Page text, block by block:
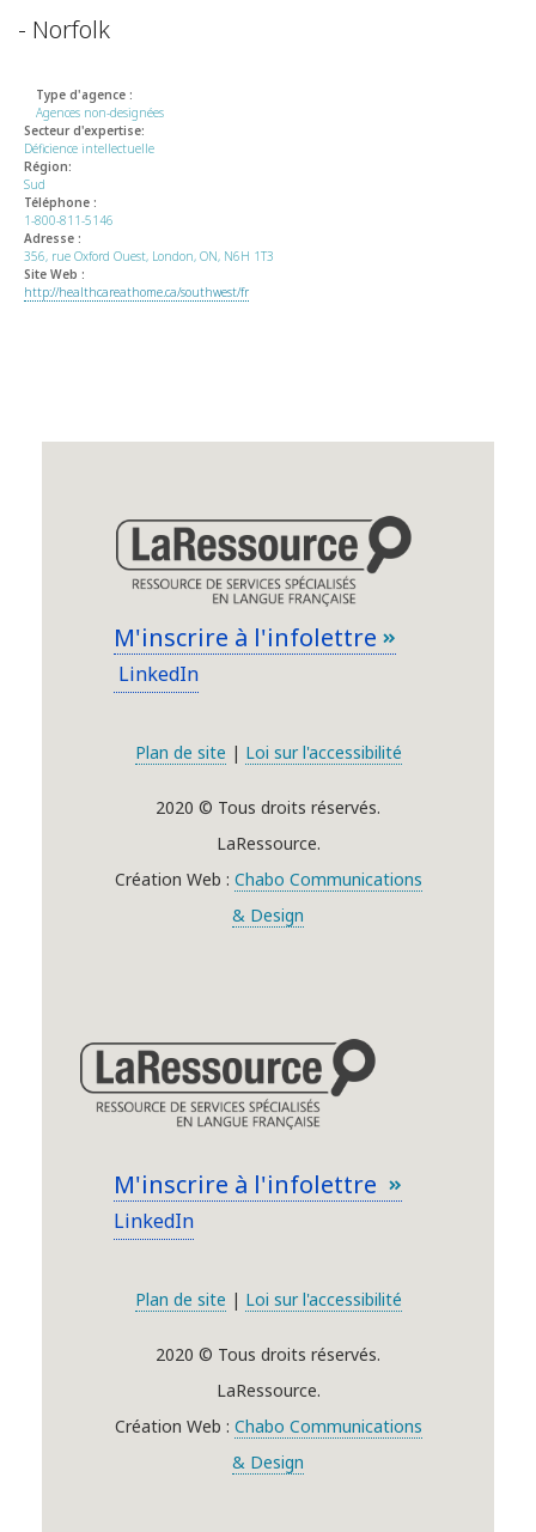
- Norfolk
Type d'agence :
Agences non-designées
Secteur d'expertise:
Déficience intellectuelle
Région:
Sud
Téléphone :
1-800-811-5146
Adresse :
356, rue Oxford Ouest, London, ON, N6H 1T3
Site Web :
http://healthcareathome.ca/southwest/fr
M'inscrire à l'infolettre
LinkedIn
Plan de site | Loi sur l'accessibilité
2020 © Tous droits réservés.
LaRessource.
Création Web : Chabo Communications
& Design
M'inscrire à l'infolettre
LinkedIn
Plan de site | Loi sur l'accessibilité
2020 © Tous droits réservés.
LaRessource.
Création Web : Chabo Communications
& Design